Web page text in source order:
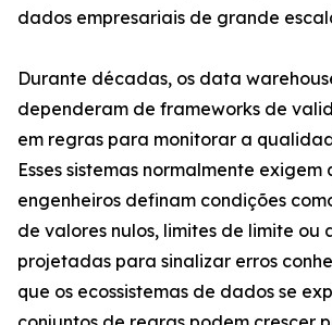
dados empresariais de grande
Durante décadas, os data
dependeram de frameworks de
em regras para monitorar a
Esses sistemas normalmente exigem
engenheiros definam condições
de valores nulos, limites de limite ou
projetadas para sinalizar erros
que os ecossistemas de dados se